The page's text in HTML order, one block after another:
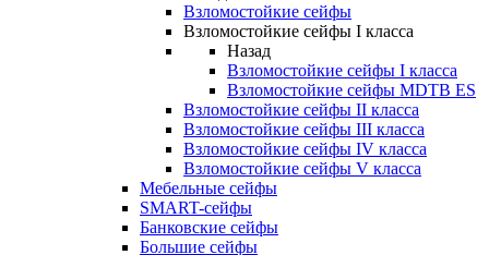
Взломостойкие сейфы
Взломостойкие сейфы I класса
Назад
Взломостойкие сейфы I класса
Взломостойкие сейфы MDTB ES
Взломостойкие сейфы II класса
Взломостойкие сейфы III класса
Взломостойкие сейфы IV класса
Взломостойкие сейфы V класса
Мебельные сейфы
SMART-сейфы
Банковские сейфы
Большие сейфы